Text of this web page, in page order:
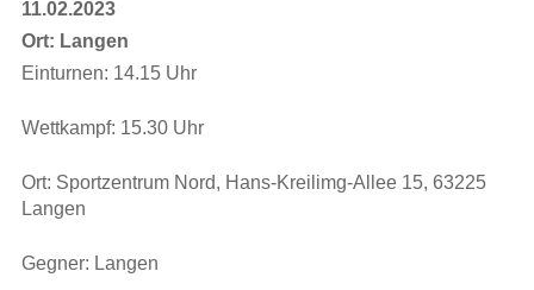
11.02.2023
Ort: Langen
Einturnen: 14.15 Uhr
Wettkampf: 15.30 Uhr
Ort: Sportzentrum Nord, Hans-Kreilimg-Allee 15, 63225
Langen
Gegner: Langen